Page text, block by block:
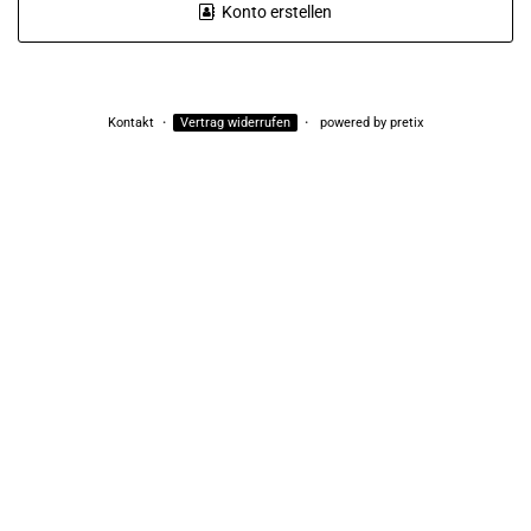
Konto erstellen
Kontakt Vertrag widerrufen powered by pretix